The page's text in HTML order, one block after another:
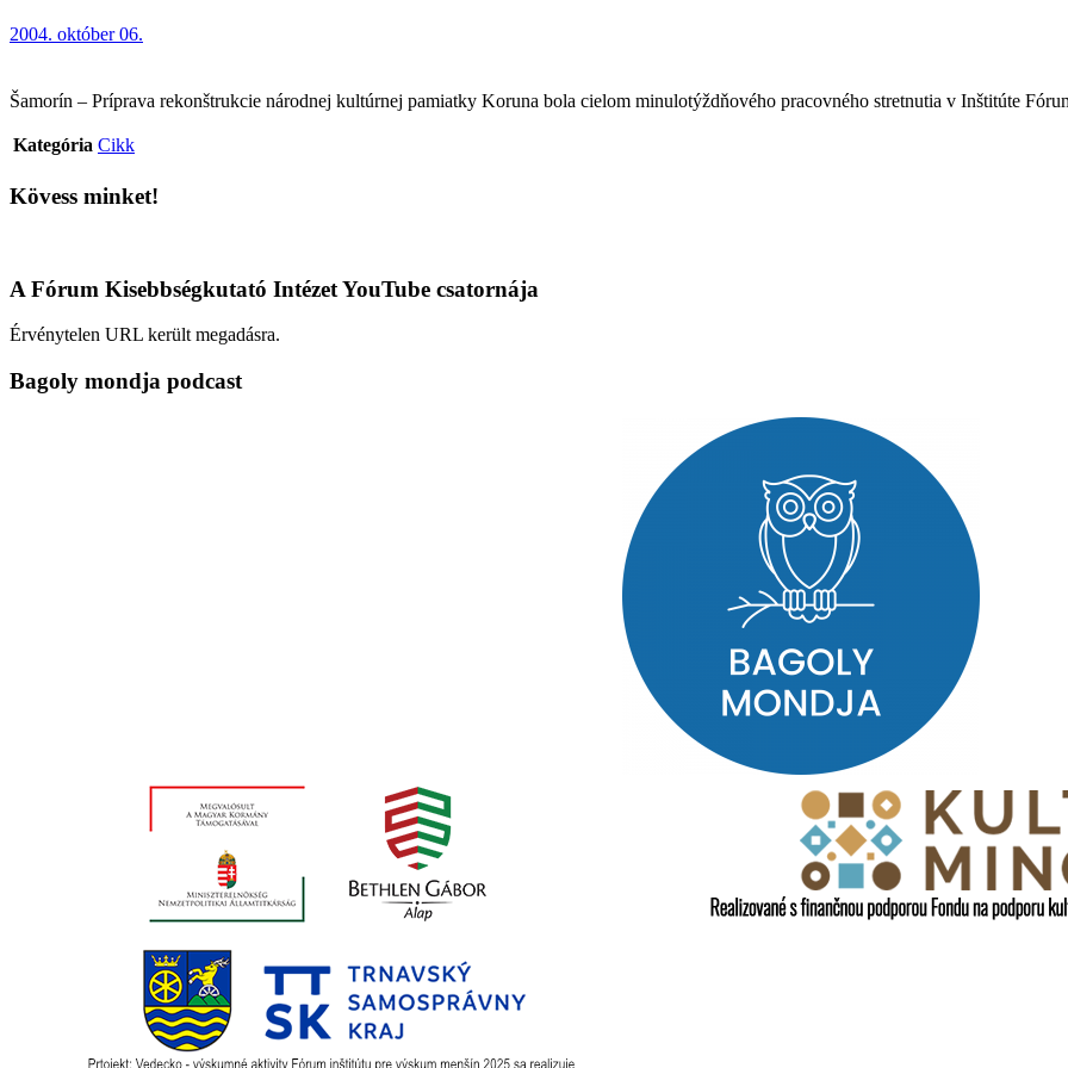
2004. október 06.
Šamorín – Príprava rekonštrukcie národnej kultúrnej pamiatky Koruna bola cielom minulotýždňového pracovného stretnutia v Inštitúte
Kategória Cikk
Kövess minket!
A Fórum Kisebbségkutató Intézet YouTube csatornája
Érvénytelen URL került megadásra.
Bagoly mondja podcast